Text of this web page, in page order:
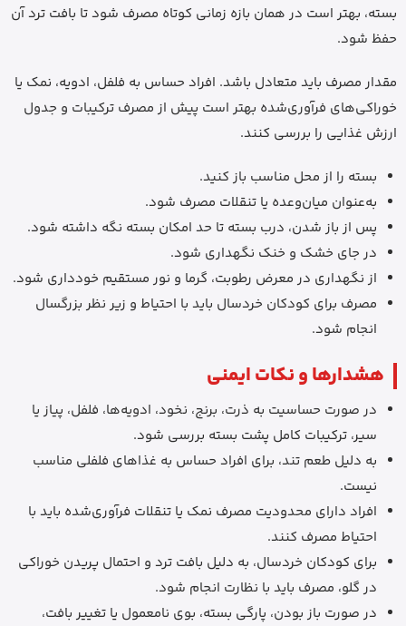
بسته، بهتر است در همان بازه زمانی کوتاه مصرف شود تا بافت ترد آن
حفظ شود.
مقدار مصرف باید متعادل باشد. افراد حساس به فلفل، ادویه، نمک یا
خوراکی‌های فرآوری‌شده بهتر است پیش از مصرف ترکیبات و جدول
ارزش غذایی را بررسی کنند.
بسته را از محل مناسب باز کنید.
به‌عنوان میان‌وعده یا تنقلات مصرف شود.
پس از باز شدن، درب بسته تا حد امکان بسته نگه داشته شود.
در جای خشک و خنک نگهداری شود.
از نگهداری در معرض رطوبت، گرما و نور مستقیم خودداری شود.
مصرف برای کودکان خردسال باید با احتیاط و زیر نظر بزرگسال
انجام شود.
هشدارها و نکات ایمنی
در صورت حساسیت به ذرت، برنج، نخود، ادویه‌ها، فلفل، پیاز یا
سیر، ترکیبات کامل پشت بسته بررسی شود.
به دلیل طعم تند، برای افراد حساس به غذاهای فلفلی مناسب
نیست.
افراد دارای محدودیت مصرف نمک یا تنقلات فرآوری‌شده باید با
احتیاط مصرف کنند.
برای کودکان خردسال، به دلیل بافت ترد و احتمال پریدن خوراکی
در گلو، مصرف باید با نظارت انجام شود.
در صورت باز بودن، پارگی بسته، بوی نامعمول یا تغییر بافت،